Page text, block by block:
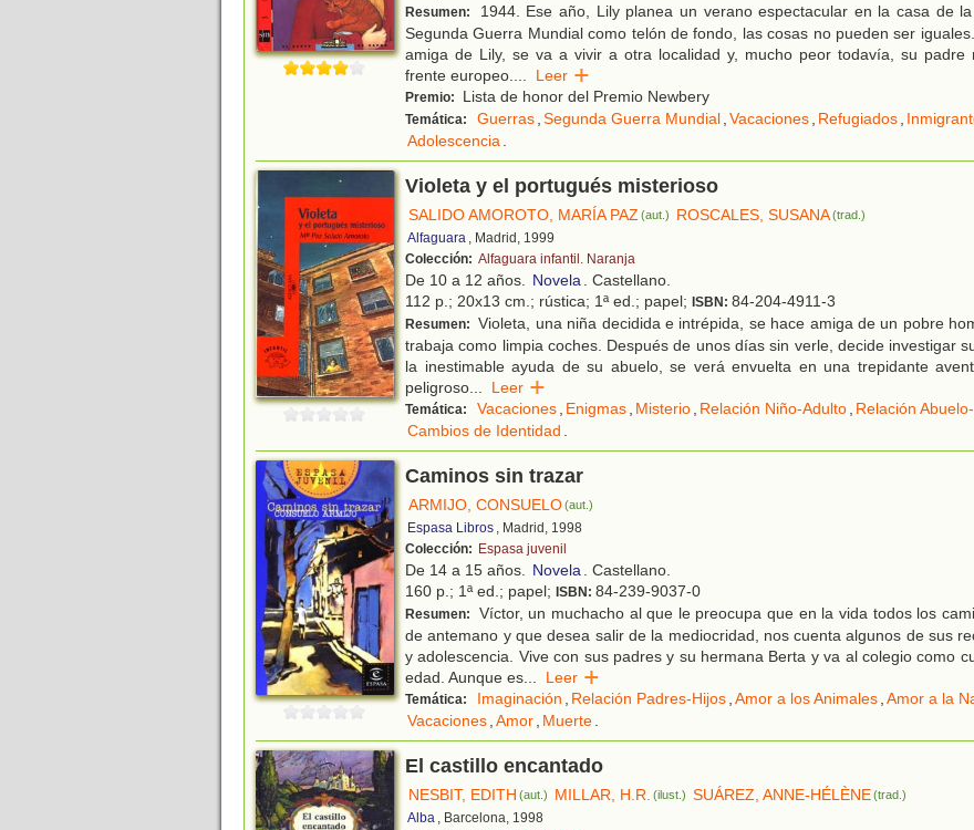
Resumen:
1944. Ese año, Lily planea un verano espectacular en la casa de
Segunda Guerra Mundial como telón de fondo, las cosas no pueden ser
amiga de Lily, se va a vivir a otra localidad y, mucho peor todavía, su padre
frente europeo.... Leer
Premio: Lista de honor del Premio Newbery
Temática: Guerras,Segunda Guerra Mundial,Vacaciones, Refugiados,
Adolescencia.
Violeta y el portugués misterioso
SALIDO AMOROTO, MARÍA PAZ(aut.) ROSCALES, SUSANA(trad.)
Alfaguara , Madrid, 1999
Colección: Alfaguara infantil. Naranja
De 10 a 12 años. Novela. Castellano.
112 p.; 20x13 cm.; rústica; 1ª ed.; papel; ISBN: 84-204-4911-3
Resumen: Violeta, una niña decidida e intrépida, se hace amiga de un pobre
trabaja como limpia coches. Después de unos días sin verle, decide investigar
la inestimable ayuda de su abuelo, se verá envuelta en una trepidante
peligroso... Leer
Temática: Vacaciones, Enigmas, Misterio, Relación Niño-Adulto, Relación
Cambios de Identidad .
Caminos sin trazar
ARMIJO, CONSUELO(aut.)
Espasa Libros , Madrid, 1998
Colección: Espasa juvenil
De 14 a 15 años. Novela. Castellano.
160 p.; 1ª ed.; papel; ISBN: 84-239-9037-0
Resumen:
Víctor, un muchacho al que le preocupa que en la vida todos los
de antemano y que desea salir de la mediocridad, nos cuenta algunos de sus
y adolescencia. Vive con sus padres y su hermana Berta y va al colegio como
edad. Aunque es... Leer
Temática: Imaginación , Relación Padres-Hijos,Amor a los Animales,Amor a la
Vacaciones,Amor, Muerte.
El castillo encantado
NESBIT, EDITH (aut.) MILLAR, H.R. (ilust.) SUÁREZ, ANNE-HÉLÈNE (trad.)
Alba , Barcelona, 1998